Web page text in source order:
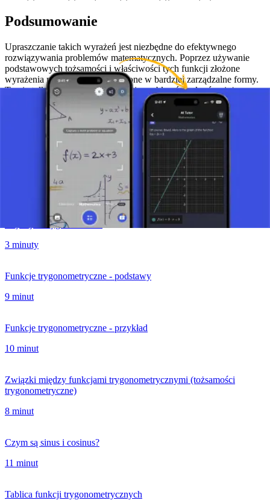
Podsumowanie
Upraszczanie takich wyrażeń jest niezbędne do efektywnego
rozwiązywania problemów matematycznych. Poprzez używanie
podstawowych tożsamości i właściwości tych funkcji złożone
wyrażenia mogą być przekształcone w bardziej zarządzalne formy.
To nie tylko ułatwia rozwiązywanie problemów, ale również
zwiększa zrozumienie trygonometrii jako całości.
Zrób zdjęcie zadania i skorzystaj z pomocy AI tutor.
Funkcje trygonometryczne
Czym jest trygonometria?
3 minuty
Funkcje trygonometryczne - podstawy
9 minut
Funkcje trygonometryczne - przykład
10 minut
Związki między funkcjami trygonometrycznymi (tożsamości
trygonometryczne)
8 minut
Czym są sinus i cosinus?
11 minut
Tablica funkcji trygonometrycznych